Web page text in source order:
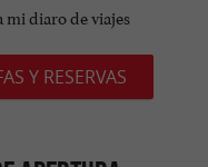
mi diaro de viajes
Y RESERVAS